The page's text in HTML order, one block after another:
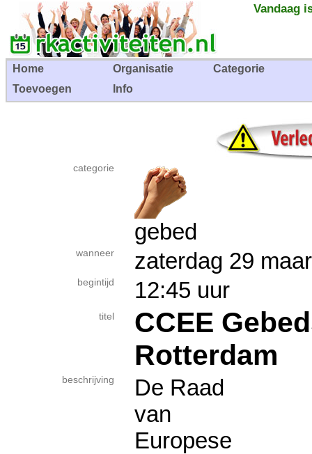
Vandaag
Home Organisatie
Categorie
Toevoegen
Info
categorie
gebed
wanneer zaterdag 29
begintijd 12:45 uur
titel
CCEE
Rotterdam
beschrijving
De Raad
van
Europese